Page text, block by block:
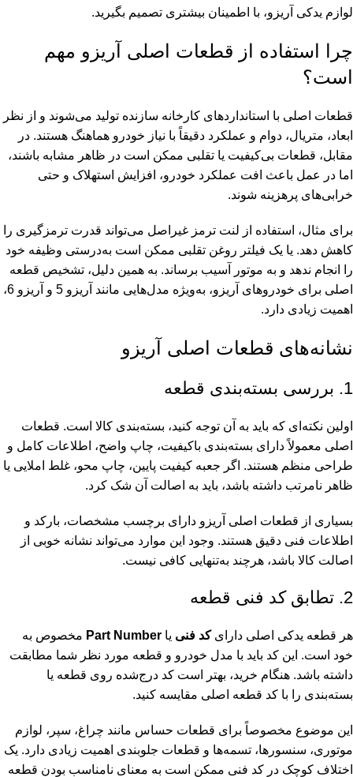
لوازم یدکی آریزو، با اطمینان بیشتری تصمیم بگیرید.
چرا استفاده از قطعات اصلی آریزو مهم
است؟
قطعات اصلی با استانداردهای کارخانه سازنده تولید می‌شوند و از نظر
ابعاد، متریال، دوام و عملکرد دقیقاً با نیاز خودرو هماهنگ هستند. در
مقابل، قطعات بی‌کیفیت یا تقلبی ممکن است در ظاهر مشابه باشند،
اما در عمل باعث افت عملکرد خودرو، افزایش استهلاک و حتی
خرابی‌های پرهزینه شوند.
برای مثال، استفاده از لنت ترمز غیراصل می‌تواند قدرت ترمزگیری را
کاهش دهد. یا یک فیلتر روغن تقلبی ممکن است به‌درستی وظیفه خود
را انجام ندهد و به موتور آسیب برساند. به همین دلیل، تشخیص قطعه
اصلی برای خودروهای آریزو، به‌ویژه مدل‌هایی مانند آریزو 5 و آریزو 6،
اهمیت زیادی دارد.
نشانه‌های قطعات اصلی آریزو
1. بررسی بسته‌بندی قطعه
اولین نکته‌ای که باید به آن توجه کنید، بسته‌بندی کالا است. قطعات
اصلی معمولاً دارای بسته‌بندی باکیفیت، چاپ واضح، اطلاعات کامل و
طراحی منظم هستند. اگر جعبه کیفیت پایین، چاپ محو، غلط املایی یا
ظاهر نامرتب داشته باشد، باید به اصالت آن شک کرد.
بسیاری از قطعات اصلی آریزو دارای برچسب مشخصات، بارکد و
اطلاعات فنی دقیق هستند. وجود این موارد می‌تواند نشانه خوبی از
اصالت کالا باشد، هرچند به‌تنهایی کافی نیست.
2. تطابق کد فنی قطعه
هر قطعه یدکی اصلی دارایکد فنی یا Part Number مخصوص به
خود است. این کد باید با مدل خودرو و قطعه مورد نظر شما مطابقت
داشته باشد. هنگام خرید، بهتر است کد درج‌شده روی قطعه یا
بسته‌بندی را با کد قطعه اصلی مقایسه کنید.
این موضوع مخصوصاً برای قطعات حساس مانند چراغ، سپر، لوازم
موتوری، سنسورها، تسمه‌ها و قطعات جلوبندی اهمیت زیادی دارد. یک
اختلاف کوچک در کد فنی ممکن است به معنای نامناسب بودن قطعه